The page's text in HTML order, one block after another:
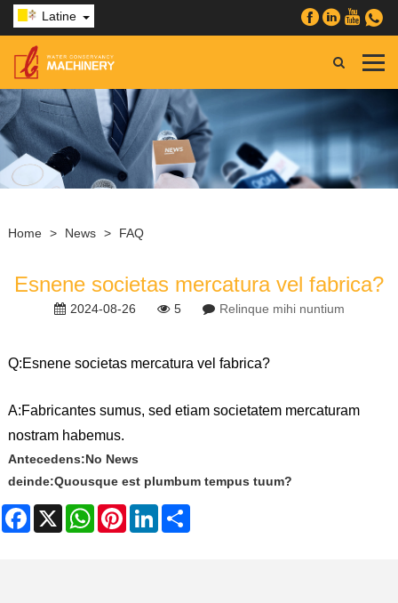
Latine
Home > News > FAQ
Esnene societas mercatura vel fabrica?
2024-08-26 5 Relinque mihi nuntium
Q:Esnene societas mercatura vel fabrica?
A:Fabricantes sumus, sed etiam societatem mercaturam
nostram habemus.
Antecedens:No News
deinde:Quousque est plumbum tempus tuum?
Facebook
X WhatsAppPinterestLinkedIn